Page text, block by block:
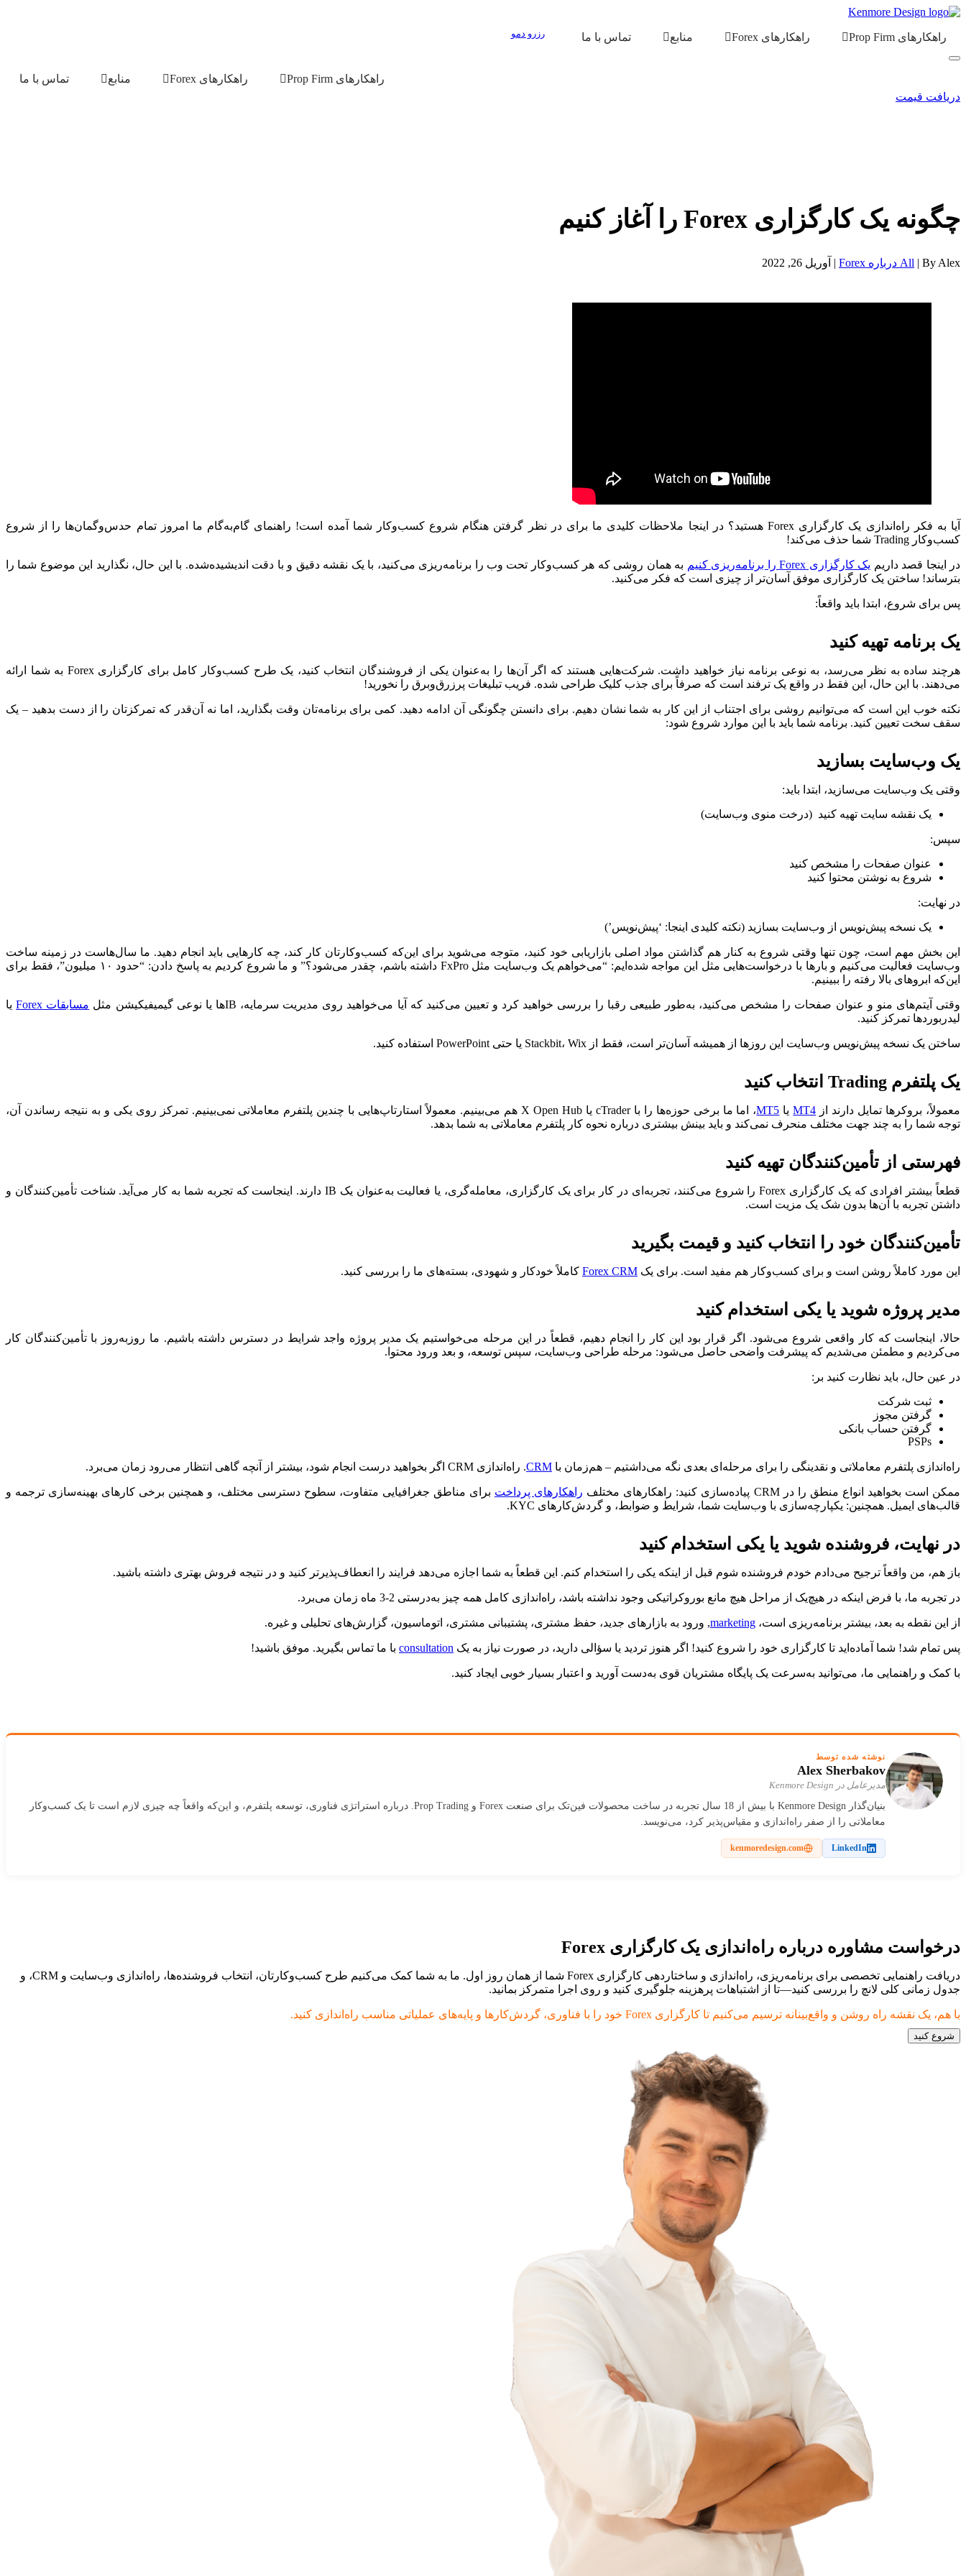
راهکارهای Prop Firm راهکارهای Forex منابع تماس با ما رزرو دمو
راهکارهای Prop Firm راهکارهای Forex منابع
تماس با ما
دریافت قیمت
چگونه یک کارگزاری Forex را آغاز کنیم
By Alex | All درباره Forex | آوریل 26, 2022
آیا به فکر راه‌اندازی یک کارگزاری Forex هستید؟ در اینجا ملاحظات کلیدی ما برای در نظر گرفتن هنگام شروع کسب‌وکار شما آمده است! راهنمای گام‌به‌گام ما امروز تمام حدس‌وگمان‌ها را از شروع
کسب‌وکار Trading شما حذف می‌کند!
در اینجا قصد داریم یک کارگزاری Forex را برنامه‌ریزی کنیم
به همان روشی که هر کسب‌وکار تحت وب را برنامه‌ریزی می‌کنید، با یک نقشه دقیق و با دقت اندیشیده‌شده. با این حال، نگذارید این موضوع شما را
بترساند! ساختن یک کارگزاری موفق آسان‌تر از چیزی است که فکر می‌کنید.
پس برای شروع، ابتدا باید واقعاً:
یک برنامه تهیه کنید
هرچند ساده به نظر می‌رسد، به نوعی برنامه نیاز خواهید داشت. شرکت‌هایی هستند که اگر آن‌ها را به‌عنوان یکی از فروشندگان انتخاب کنید، یک طرح کسب‌وکار کامل برای کارگزاری Forex به شما ارائه
می‌دهند. با این حال، این فقط در واقع یک ترفند است که صرفاً برای جذب کلیک طراحی شده. فریب تبلیغات پرزرق‌وبرق را نخورید!
نکته خوب این است که می‌توانیم روشی برای اجتناب از این کار به شما نشان دهیم. برای دانستن چگونگی آن ادامه دهید. کمی برای برنامه‌تان وقت بگذارید، اما نه آن‌قدر که تمرکزتان را از دست بدهید – یک
سقف سخت تعیین کنید. برنامه شما باید با این موارد شروع شود:
یک وب‌سایت بسازید
وقتی یک وب‌سایت می‌سازید، ابتدا باید:
یک نقشه سایت تهیه کنید (درخت منوی وب‌سایت)
سپس:
عنوان صفحات را مشخص کنید
شروع به نوشتن محتوا کنید
در نهایت:
یک نسخه پیش‌نویس از وب‌سایت بسازید (نکته کلیدی اینجا: ‘پیش‌نویس’)
این بخش مهم است، چون تنها وقتی شروع به کنار هم گذاشتن مواد اصلی بازاریابی خود کنید، متوجه می‌شوید برای این‌که کسب‌وکارتان کار کند، چه کارهایی باید انجام دهید. ما سال‌هاست در زمینه ساخت
وب‌سایت فعالیت می‌کنیم و بارها با درخواست‌هایی مثل این مواجه شده‌ایم: “می‌خواهم یک وب‌سایت مثل FxPro داشته باشم، چقدر می‌شود؟” و ما شروع کردیم به پاسخ دادن: “حدود ۱۰ میلیون”، فقط برای
این‌که ابروهای بالا رفته را ببینیم.
وقتی آیتم‌های منو و عنوان صفحات را مشخص می‌کنید، به‌طور طبیعی رقبا را بررسی خواهید کرد و تعیین می‌کنید که آیا می‌خواهید روی مدیریت سرمایه، IBها یا نوعی گیمیفیکیشن مثل مسابقات Forex
یا
لیدربوردها تمرکز کنید.
ساختن یک نسخه پیش‌نویس وب‌سایت این روزها از همیشه آسان‌تر است، فقط از Stackbit، Wix یا حتی PowerPoint استفاده کنید.
یک پلتفرم Trading انتخاب کنید
معمولاً، بروکرها تمایل دارند از MT4یا MT5
، اما ما برخی حوزه‌ها را با cTrader یا X Open Hub هم می‌بینیم. معمولاً استارتاپ‌هایی با چندین پلتفرم معاملاتی نمی‌بینیم. تمرکز روی یکی و به نتیجه رساندن آن،
توجه شما را به چند جهت مختلف منحرف نمی‌کند و باید بینش بیشتری درباره نحوه کار پلتفرم معاملاتی به شما بدهد.
فهرستی از تأمین‌کنندگان تهیه کنید
قطعاً بیشتر افرادی که یک کارگزاری Forex را شروع می‌کنند، تجربه‌ای در کار برای یک کارگزاری، معامله‌گری، یا فعالیت به‌عنوان یک IB دارند. اینجاست که تجربه شما به کار می‌آید. شناخت تأمین‌کنندگان و
داشتن تجربه با آن‌ها بدون شک یک مزیت است.
تأمین‌کنندگان خود را انتخاب کنید و قیمت بگیرید
این مورد کاملاً روشن است و برای کسب‌وکار هم مفید است. برای یک Forex CRM کاملاً خودکار و شهودی، بسته‌های ما را بررسی کنید.
مدیر پروژه شوید یا یکی استخدام کنید
حالا، اینجاست که کار واقعی شروع می‌شود. اگر قرار بود این کار را انجام دهیم، قطعاً در این مرحله می‌خواستیم یک مدیر پروژه واجد شرایط در دسترس داشته باشیم. ما روزبه‌روز با تأمین‌کنندگان کار
می‌کردیم و مطمئن می‌شدیم که پیشرفت واضحی حاصل می‌شود: مرحله طراحی وب‌سایت، سپس توسعه، و بعد ورود محتوا.
در عین حال، باید نظارت کنید بر:
ثبت شرکت
گرفتن مجوز
گرفتن حساب بانکی
PSPs
راه‌اندازی پلتفرم معاملاتی و نقدینگی را برای مرحله‌ای بعدی نگه می‌داشتیم – هم‌زمان با CRM. راه‌اندازی CRM اگر بخواهید درست انجام شود، بیشتر از آنچه گاهی انتظار می‌رود زمان می‌برد.
ممکن است بخواهید انواع منطق را در CRM پیاده‌سازی کنید: راهکارهای مختلف راهکارهای پرداخت برای مناطق جغرافیایی متفاوت، سطوح دسترسی مختلف، و همچنین برخی کارهای بهینه‌سازی ترجمه و
قالب‌های ایمیل. همچنین: یکپارچه‌سازی با وب‌سایت شما، شرایط و ضوابط، و گردش‌کارهای KYC.
در نهایت، فروشنده شوید یا یکی استخدام کنید
باز هم، من واقعاً ترجیح می‌دادم خودم فروشنده شوم قبل از اینکه یکی را استخدام کنم. این قطعاً به شما اجازه می‌دهد فرایند را انعطاف‌پذیرتر کنید و در نتیجه فروش بهتری داشته باشید.
در تجربه ما، با فرض اینکه در هیچ‌یک از مراحل هیچ مانع بوروکراتیکی وجود نداشته باشد، راه‌اندازی کامل همه چیز به‌درستی 2-3 ماه زمان می‌برد.
از این نقطه به بعد، بیشتر برنامه‌ریزی است، marketing, ورود به بازارهای جدید، حفظ مشتری، پشتیبانی مشتری، اتوماسیون، گزارش‌های تحلیلی و غیره.
پس تمام شد! شما آماده‌اید تا کارگزاری خود را شروع کنید! اگر هنوز تردید یا سؤالی دارید، در صورت نیاز به یک consultation با ما تماس بگیرید. موفق باشید!
با کمک و راهنمایی ما، می‌توانید به‌سرعت یک پایگاه مشتریان قوی به‌دست آورید و اعتبار بسیار خوبی ایجاد کنید.
نوشته شده توسط
Alex Sherbakov
مدیرعامل در Kenmore Design
بنیان‌گذار Kenmore Design با بیش از 18 سال تجربه در ساخت محصولات فین‌تک برای صنعت Forex و Prop Trading. درباره استراتژی فناوری، توسعه پلتفرم، و این‌که واقعاً چه چیزی لازم است تا یک کسب‌وکار
معاملاتی را از صفر راه‌اندازی و مقیاس‌پذیر کرد، می‌نویسد.
LinkedIn
kenmoredesign.com
درخواست مشاوره درباره راه‌اندازی یک کارگزاری Forex
دریافت راهنمایی تخصصی برای برنامه‌ریزی، راه‌اندازی و ساختاردهی کارگزاری Forex شما از همان روز اول. ما به شما کمک می‌کنیم طرح کسب‌وکارتان، انتخاب فروشنده‌ها، راه‌اندازی وب‌سایت و CRM، و
جدول زمانی کلی لانچ را بررسی کنید—تا از اشتباهات پرهزینه جلوگیری کنید و روی اجرا متمرکز بمانید.
با هم، یک نقشه راه روشن و واقع‌بینانه ترسیم می‌کنیم تا کارگزاری Forex خود را با فناوری، گردش‌کارها و پایه‌های عملیاتی مناسب راه‌اندازی کنید.
شروع کنید